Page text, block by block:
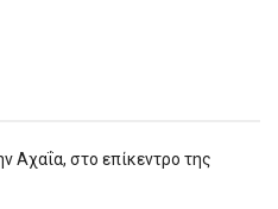
Αχαΐα, στο επίκεντρο της